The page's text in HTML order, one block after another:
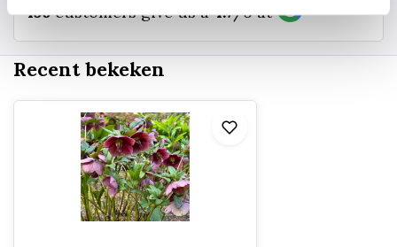
156 customers give us a 4.7/5 at
Recent bekeken